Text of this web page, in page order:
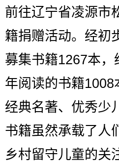
前往辽宁省凌源市
籍捐赠活动。经初
募集书籍1267本
年阅读的书籍
经典名著、优秀少
书籍虽然承载了人
乡村留守儿童的关